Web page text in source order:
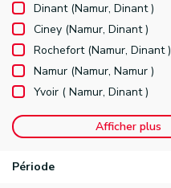
Dinant (Namur, Dinant )
Ciney (Namur, Dinant )
Rochefort (Namur, Dinant )
Namur (Namur, Namur )
Yvoir ( Namur, Dinant )
Afficher plus
Période